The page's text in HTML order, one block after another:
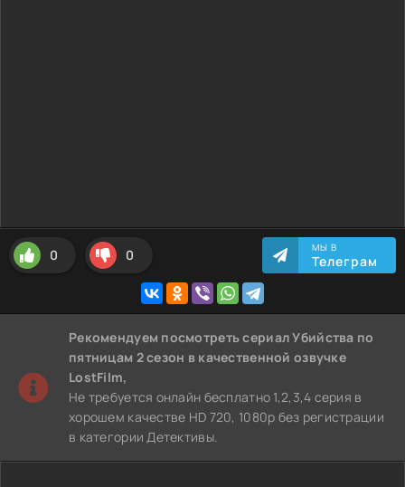
0 0 МЫ В
Телеграм
Рекомендуем посмотреть сериал Убийства по
пятницам 2 сезон в качественной озвучке
LostFilm,
Не требуется онлайн бесплатно 1,2,3,4 серия в
хорошем качестве HD 720, 1080p без регистрации
в категории Детективы.